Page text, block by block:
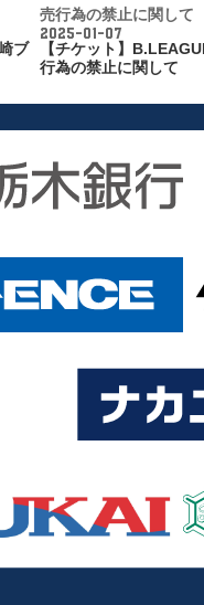
ブ
2025-01-07
【チケット】
行為の禁止に関して